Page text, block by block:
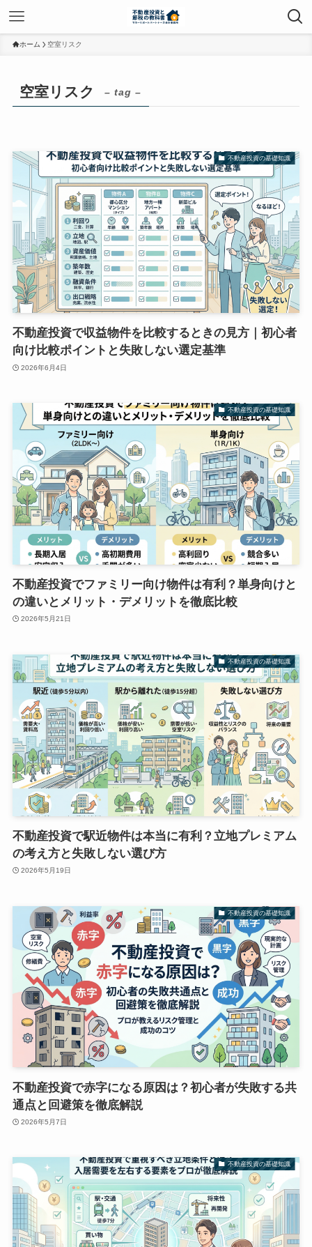
ホーム 空室リスク
空室リスク – tag –
不動産投資の基礎知識
不動産投資で収益物件を比較するときの見方｜初心者
向け比較ポイントと失敗しない選定基準
2026年6月4日
不動産投資の基礎知識
不動産投資でファミリー向け物件は有利？単身向けと
の違いとメリット・デメリットを徹底比較
2026年5月21日
不動産投資の基礎知識
不動産投資で駅近物件は本当に有利？立地プレミアム
の考え方と失敗しない選び方
2026年5月19日
不動産投資の基礎知識
不動産投資で赤字になる原因は？初心者が失敗する共
通点と回避策を徹底解説
2026年5月7日
不動産投資の基礎知識